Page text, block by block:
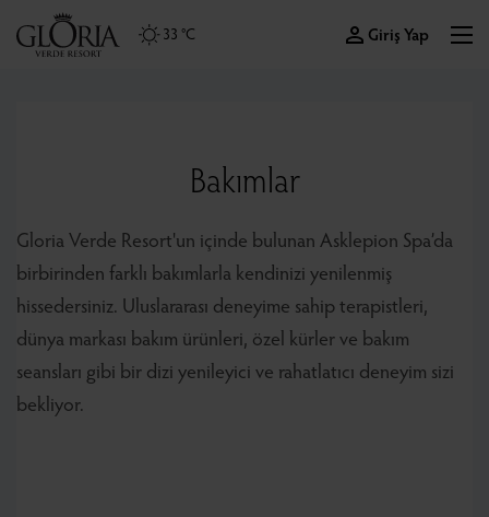
33 °C Giriş Yap
Bakımlar
Gloria Verde Resort'un içinde bulunan Asklepion Spa’da
birbirinden farklı bakımlarla kendinizi yenilenmiş
hissedersiniz. Uluslararası deneyime sahip terapistleri,
dünya markası bakım ürünleri, özel kürler ve bakım
seansları gibi bir dizi yenileyici ve rahatlatıcı deneyim sizi
bekliyor.